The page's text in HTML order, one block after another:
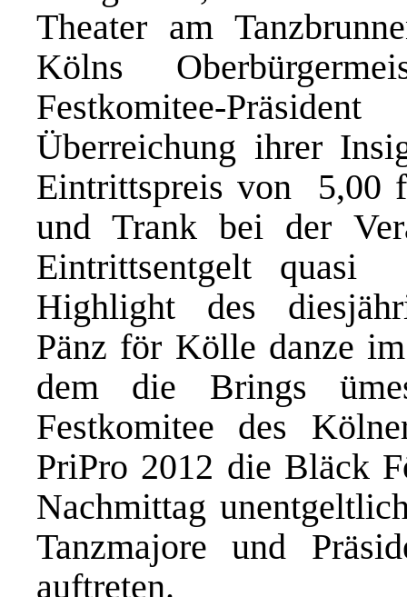
Theater am
Kölns
Festkomitee-
Überreichung ihrer
Eintrittspreis von  5,00
und Trank bei der
Eintrittsentgelt quasi
Highlight des
Pänz för Kölle danze
dem die Brings
Festkomitee des
PriPro 2012 die Bläck
Nachmittag
Tanzmajore und
auftreten.